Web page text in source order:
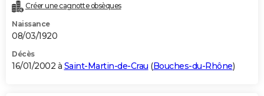
Créer une cagnotte obsèques
Naissance
08/03/1920
Décès
16/01/2002 à Saint-Martin-de-Crau (Bouches-du-Rhône)